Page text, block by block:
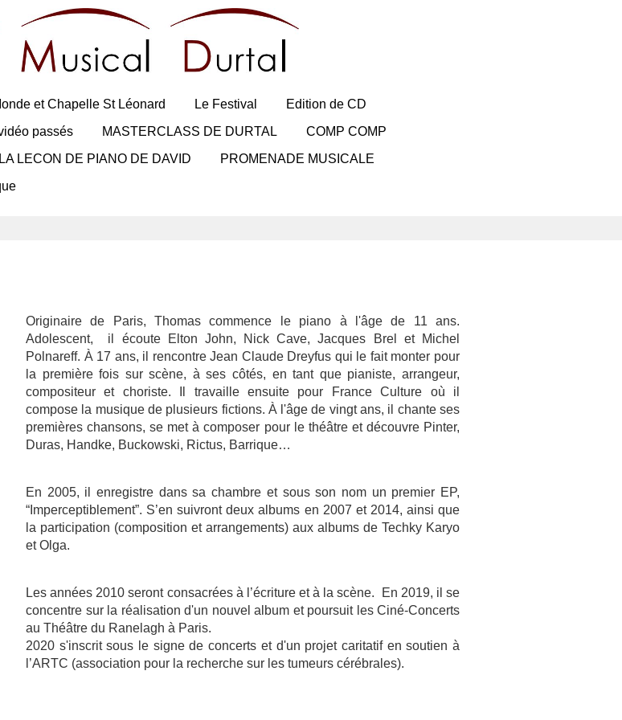
et Chapelle St Léonard Le Festival
Edition de CD
passés MASTERCLASS DE DURTAL
COMP COMP
LA LECON DE PIANO DE DAVID
PROMENADE MUSICALE
Originaire de Paris, Thomas commence le piano à l'âge de 11 ans.
Adolescent, il écoute Elton John, Nick Cave, Jacques Brel et Michel
Polnareff. À 17 ans, il rencontre Jean Claude Dreyfus qui le fait monter pour
la première fois sur scène, à ses côtés, en tant que pianiste, arrangeur,
compositeur et choriste. Il travaille ensuite pour France Culture où il
compose la musique de plusieurs fictions. À l'âge de vingt ans, il chante ses
premières chansons, se met à composer pour le théâtre et découvre Pinter,
Duras, Handke, Buckowski, Rictus, Barrique…
En 2005, il enregistre dans sa chambre et sous son nom un premier EP,
“Imperceptiblement”. S’en suivront deux albums en 2007 et 2014, ainsi que
la participation (composition et arrangements) aux albums de Techky Karyo
et Olga.
Les années 2010 seront consacrées à l’écriture et à la scène. En 2019, il se
concentre sur la réalisation d'un nouvel album et poursuit les Ciné-Concerts
au Théâtre du Ranelagh à Paris.
2020 s'inscrit sous le signe de concerts et d'un projet caritatif en soutien à
l’ARTC (association pour la recherche sur les tumeurs cérébrales).